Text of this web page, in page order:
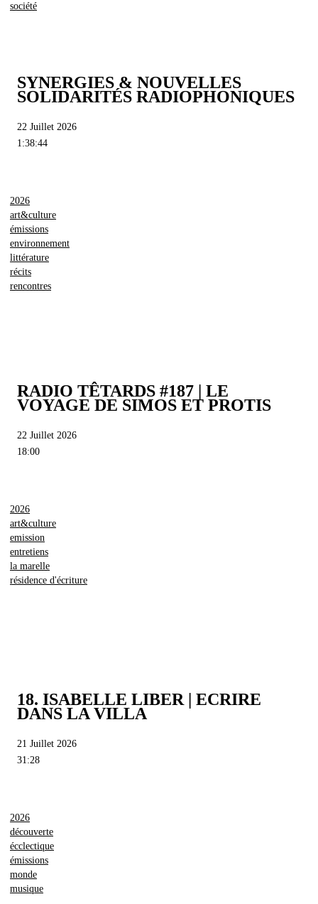
société
SYNERGIES & NOUVELLES
SOLIDARITÉS RADIOPHONIQUES
22 Juillet 2026
1:38:44
2026
art&culture
émissions
environnement
littérature
récits
rencontres
RADIO TÊTARDS #187 | LE
VOYAGE DE SIMOS ET PROTIS
22 Juillet 2026
18:00
2026
art&culture
emission
entretiens
la marelle
résidence d'écriture
18. ISABELLE LIBER | ECRIRE
DANS LA VILLA
21 Juillet 2026
31:28
2026
découverte
écclectique
émissions
monde
musique